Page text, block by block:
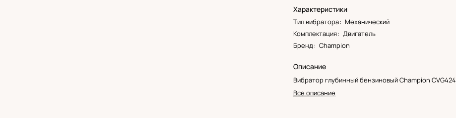
Характеристики
Тип вибратора: Механический
Комплектация: Двигатель
Бренд: Champion
Описание
Вибратор глубинный бензиновый Champion CVG‌424
Все описание